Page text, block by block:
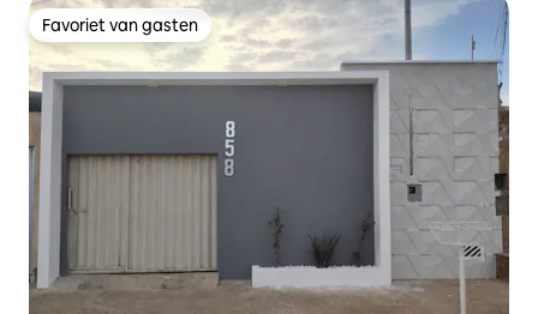
Favoriet van gasten
Favoriet van gasten